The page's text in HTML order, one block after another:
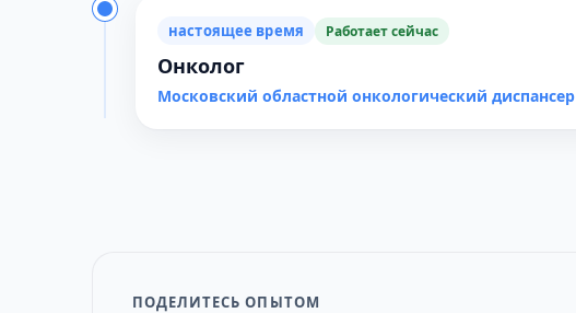
настоящее время Работает сейчас
Онколог
Московский областной онкологический диспансер
ПОДЕЛИТЕСЬ ОПЫТОМ